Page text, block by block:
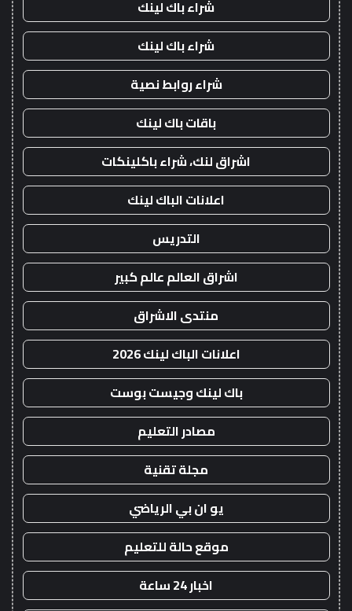
شراء باك لينك
شراء باك لينك
شراء روابط نصية
باقات باك لينك
اشراق لنك، شراء باكلينكات
اعلانات الباك لينك
التدريس
اشراق العالم عالم كبير
منتدى الاشراق
اعلانات الباك لينك 2026
باك لينك وجيست بوست
مصادر التعليم
مجلة تقنية
يو ان بي الرياضي
موقع حالة للتعليم
اخبار 24 ساعة